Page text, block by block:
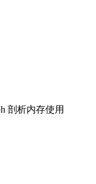
剖析内存使用